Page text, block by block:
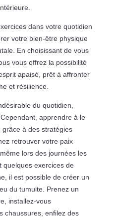
dans votre quotidien
votre bien-être physique
En choisissant de vous
vous offrez la possibilité
apaisé, prêt à affronter
et résilience.
du quotidien,
apprendre à le
à des stratégies
retrouver votre paix
lors des journées les
quelques exercices de
il est possible de créer un
du tumulte. Prenez un
installez-vous
chaussures, enfilez des